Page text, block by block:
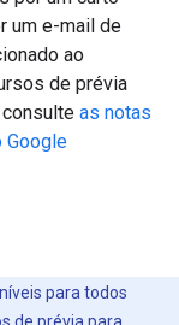
um e-mail de
ao
de prévia
as notas
Google
para todos